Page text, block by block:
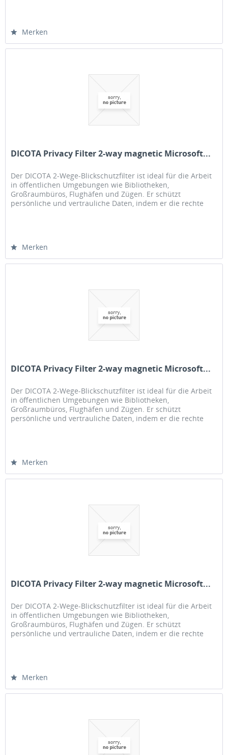
Merken
DICOTA Privacy Filter 2-way magnetic Microsoft...
Der DICOTA 2-Wege-Blickschutzfilter ist ideal für die Arbeit
in öffentlichen Umgebungen wie Bibliotheken,
Großraumbüros, Flughäfen und Zügen. Er schützt
persönliche und vertrauliche Daten, indem er die rechte
Merken
DICOTA Privacy Filter 2-way magnetic Microsoft...
Der DICOTA 2-Wege-Blickschutzfilter ist ideal für die Arbeit
in öffentlichen Umgebungen wie Bibliotheken,
Großraumbüros, Flughäfen und Zügen. Er schützt
persönliche und vertrauliche Daten, indem er die rechte
Merken
DICOTA Privacy Filter 2-way magnetic Microsoft...
Der DICOTA 2-Wege-Blickschutzfilter ist ideal für die Arbeit
in öffentlichen Umgebungen wie Bibliotheken,
Großraumbüros, Flughäfen und Zügen. Er schützt
persönliche und vertrauliche Daten, indem er die rechte
Merken